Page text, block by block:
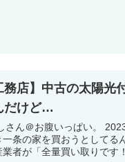
務店】中古の太陽光
だけど…
いっぱい。 2023/12/09(土) 17:18:57.80 中古の
一条の家を買おうとしてる
業者が「全量買い取りです